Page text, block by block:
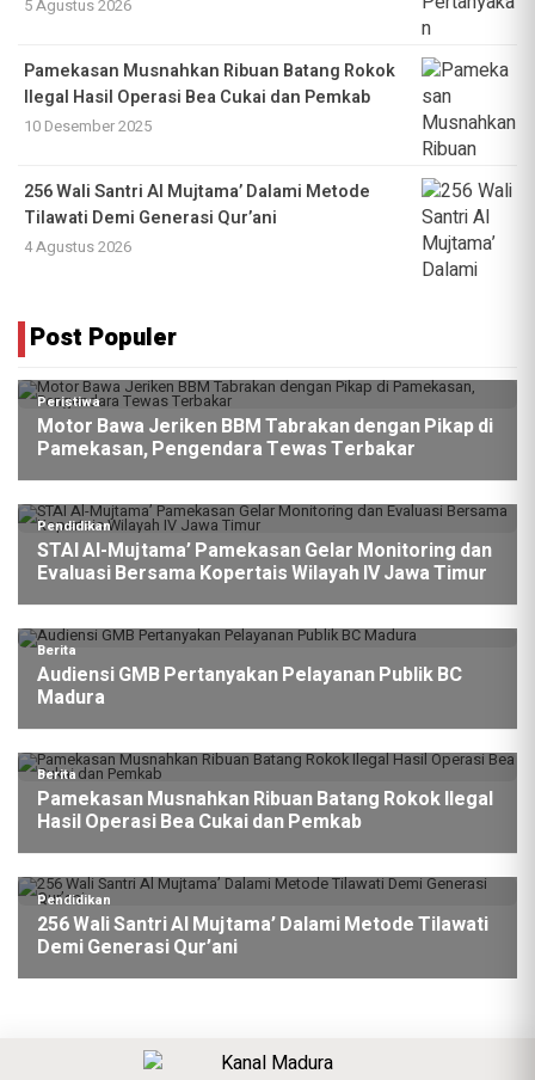
5 Agustus 2026
Pamekasan Musnahkan Ribuan Batang Rokok
Ilegal Hasil Operasi Bea Cukai dan Pemkab
10 Desember 2025
256 Wali Santri Al Mujtama’ Dalami Metode
Tilawati Demi Generasi Qur’ani
4 Agustus 2026
Post Populer
Peristiwa
Motor Bawa Jeriken BBM Tabrakan dengan Pikap di
Pamekasan, Pengendara Tewas Terbakar
Pendidikan
STAI Al-Mujtama’ Pamekasan Gelar Monitoring dan
Evaluasi Bersama Kopertais Wilayah IV Jawa Timur
Berita
Audiensi GMB Pertanyakan Pelayanan Publik BC
Madura
Berita
Pamekasan Musnahkan Ribuan Batang Rokok Ilegal
Hasil Operasi Bea Cukai dan Pemkab
Pendidikan
256 Wali Santri Al Mujtama’ Dalami Metode Tilawati
Demi Generasi Qur’ani